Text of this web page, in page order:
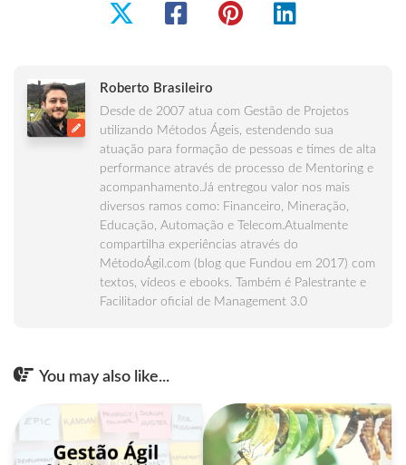
Roberto Brasileiro
Desde de 2007 atua com Gestão de Projetos
utilizando Métodos Ágeis, estendendo sua
atuação para formação de pessoas e times de alta
performance através de processo de Mentoring e
acompanhamento.Já entregou valor nos mais
diversos ramos como: Financeiro, Mineração,
Educação, Automação e Telecom.Atualmente
compartilha experiências através do
MétodoÁgil.com (blog que Fundou em 2017) com
textos, vídeos e ebooks. Também é Palestrante e
Facilitador oficial de Management 3.0
You may also like...